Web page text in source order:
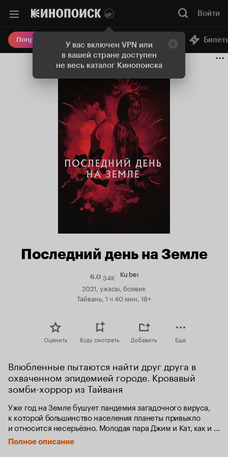
У вас включен VPN или
в вашей стране доступен
не весь каталог Кинопоиска
Войти
Попробовать Плюс Онлайн-кинотеатр
Последний день на Земле
6.0Рейтинг
Кинопоиска
6.0
34K Ku bei
2021, ужасы, боевик
Тайвань, 1 ч 40 мин, 18+
Оценить Буду смотреть Добавить Еще
Влюбленные пытаются найти друг друга в
охваченном эпидемией городе. Кровавый
зомби-хоррор из Тайваня
Уже год на Земле бушует пандемия загадочного вируса,
к которой большинство населения планеты привыкло
и относится несерьёзно. Молодая пара Джим и Кат, как и
многие, продолжает жить обычной жизнью. Однажды
вирус мутирует неожиданным образом, лишая
Полное описание